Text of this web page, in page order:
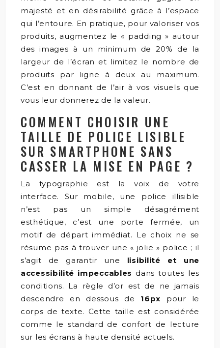
majesté et en désirabilité grâce à l’espace
qui l’entoure. En pratique, pour valoriser vos
produits, augmentez le « padding » autour
des images à un minimum de 20% de la
largeur de l’écran et limitez le nombre de
produits par ligne à deux au maximum.
C’est en donnant de l’air à vos visuels que
vous leur donnerez de la valeur.
COMMENT CHOISIR UNE
TAILLE DE POLICE LISIBLE
SUR SMARTPHONE SANS
CASSER LA MISE EN PAGE ?
La typographie est la voix de votre
interface. Sur mobile, une police illisible
n’est pas un simple désagrément
esthétique, c’est une porte fermée, un
motif de départ immédiat. Le choix ne se
résume pas à trouver une « jolie » police ; il
s’agit de garantir une lisibilité et une
accessibilité impeccables dans toutes les
conditions. La règle d’or est de ne jamais
descendre en dessous de 16px pour le
corps de texte. Cette taille est considérée
comme le standard de confort de lecture
sur les écrans à haute densité actuels.